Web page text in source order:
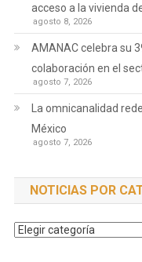
acceso a la vivienda
agosto 8, 2026
AMANAC celebra su
colaboración en el
agosto 7, 2026
La omnicanalidad
México
agosto 7, 2026
NOTICIAS POR
Noticias